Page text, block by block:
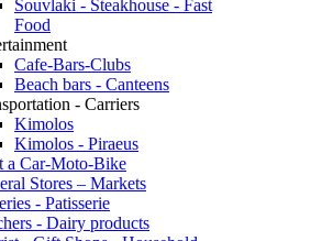
Souvlaki - Steakhouse - Fast
Food
Cafe-Bars-Clubs
Beach bars - Canteens
- Carriers
Kimolos
Kimolos - Piraeus
a Car-Moto-Bike
Stores – Markets
- Patisserie
- Dairy products